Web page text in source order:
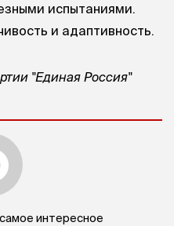
испытаниями.
и адаптивность.
"Единая Россия"
интересное